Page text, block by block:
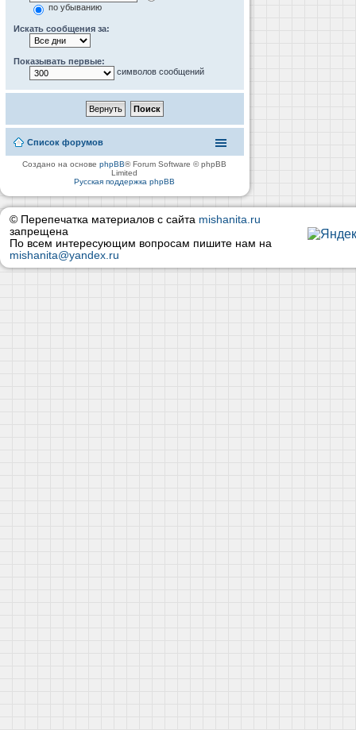
по убыванию
Искать сообщения за:
Показывать первые:
символов сообщений
Список форумов
Создано на основеphpBB® Forum Software © phpBB
Limited
Русская поддержка phpBB
© Перепечатка материалов с сайта mishanita.ru
запрещена
По всем интересующим вопросам пишите нам на
mishanita@yandex.ru